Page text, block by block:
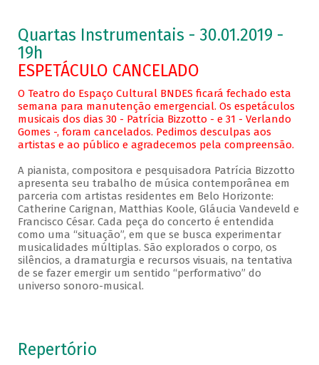
Quartas Instrumentais - 30.01.2019 -
19h
ESPETÁCULO CANCELADO
O Teatro do Espaço Cultural BNDES ficará fechado esta
semana para manutenção emergencial. Os espetáculos
musicais dos dias 30 - Patrícia Bizzotto - e 31 - Verlando
Gomes -, foram cancelados. Pedimos desculpas aos
artistas e ao público e agradecemos pela compreensão.
A pianista, compositora e pesquisadora Patrícia Bizzotto
apresenta seu trabalho de música contemporânea em
parceria com artistas residentes em Belo Horizonte:
Catherine Carignan, Matthias Koole, Gláucia Vandeveld e
Francisco César. Cada peça do concerto é entendida
como uma “situação”, em que se busca experimentar
musicalidades múltiplas. São explorados o corpo, os
silêncios, a dramaturgia e recursos visuais, na tentativa
de se fazer emergir um sentido “performativo” do
universo sonoro-musical.
Repertório